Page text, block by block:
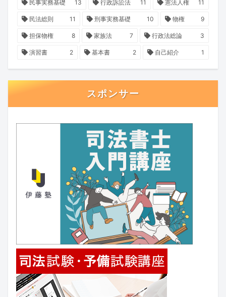
民事実務基礎 13 行政訴訟法 11 憲法人権 11
民法総則 11 刑事実務基礎 10 物権 9
担保物権 8 家族法 7 行政法総論 3
演習書 2 基本書 2 自己紹介 1
スポンサー